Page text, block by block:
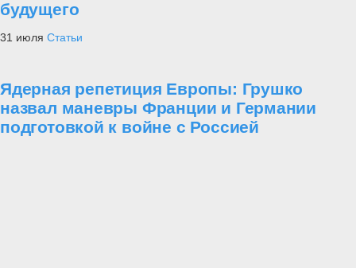
будущего
31 июля Статьи
Ядерная репетиция Европы: Грушко
назвал маневры Франции и Германии
подготовкой к войне с Россией